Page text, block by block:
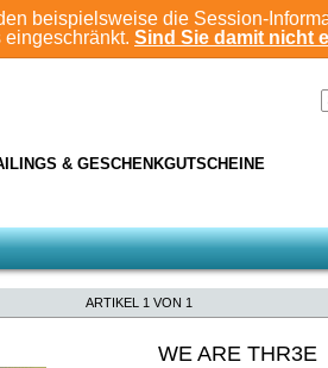
beispielsweise die Session-
Sind Sie damit nicht
& GESCHENKGUTSCHEINE
ARTIKEL 1 VON 1
WE ARE THR3E